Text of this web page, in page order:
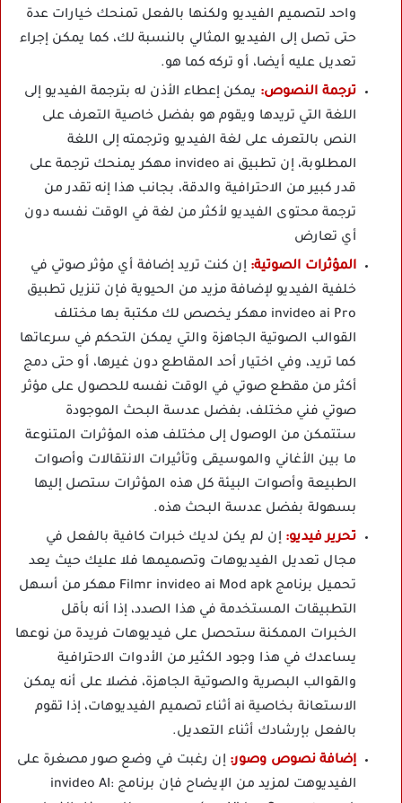
واحد لتصميم الفيديو ولكنها بالفعل تمنحك خيارات عدة
حتى تصل إلى الفيديو المثالي بالنسبة لك، كما يمكن إجراء
تعديل عليه أيضا، أو تركه كما هو.
ترجمة النصوص: يمكن إعطاء الأذن له بترجمة الفيديو إلى
اللغة التي تريدها ويقوم هو بفضل خاصية التعرف على
النص بالتعرف على لغة الفيديو وترجمته إلى اللغة
المطلوبة، إن تطبيق invideo ai مهكر يمنحك ترجمة على
قدر كبير من الاحترافية والدقة، بجانب هذا إنه تقدر من
ترجمة محتوى الفيديو لأكثر من لغة في الوقت نفسه دون
أي تعارض
المؤثرات الصوتية: إن كنت تريد إضافة أي مؤثر صوتي في
خلفية الفيديو لإضافة مزيد من الحيوية فإن تنزيل تطبيق
invideo ai Pro مهكر يخصص لك مكتبة بها مختلف
القوالب الصوتية الجاهزة والتي يمكن التحكم في سرعاتها
كما تريد، وفي اختيار أحد المقاطع دون غيرها، أو حتى دمج
أكثر من مقطع صوتي في الوقت نفسه للحصول على مؤثر
صوتي فني مختلف، بفضل عدسة البحث الموجودة
ستتمكن من الوصول إلى مختلف هذه المؤثرات المتنوعة
ما بين الأغاني والموسيقى وتأثيرات الانتقالات وأصوات
الطبيعة وأصوات البيئة كل هذه المؤثرات ستصل إليها
بسهولة بفضل عدسة البحث هذه.
تحرير فيديو: إن لم يكن لديك خبرات كافية بالفعل في
مجال تعديل الفيديوهات وتصميمها فلا عليك حيث يعد
تحميل برنامج Filmr invideo ai Mod apk مهكر من أسهل
التطبيقات المستخدمة في هذا الصدد، إذا أنه بأقل
الخبرات الممكنة ستحصل على فيديوهات فريدة من نوعها
يساعدك في هذا وجود الكثير من الأدوات الاحترافية
والقوالب البصرية والصوتية الجاهزة، فضلا على أنه يمكن
الاستعانة بخاصية ai أثناء تصميم الفيديوهات، إذا تقوم
بالفعل بإرشادك أثناء التعديل.
إضافة نصوص وصور: إن رغبت في وضع صور مصغرة على
الفيديوهت لمزيد من الإيضاح فإن برنامج invideo AI: